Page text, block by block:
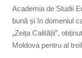
Academia de Studii
bună și în domeniul
„Zeița Calității”,
Moldova pentru al